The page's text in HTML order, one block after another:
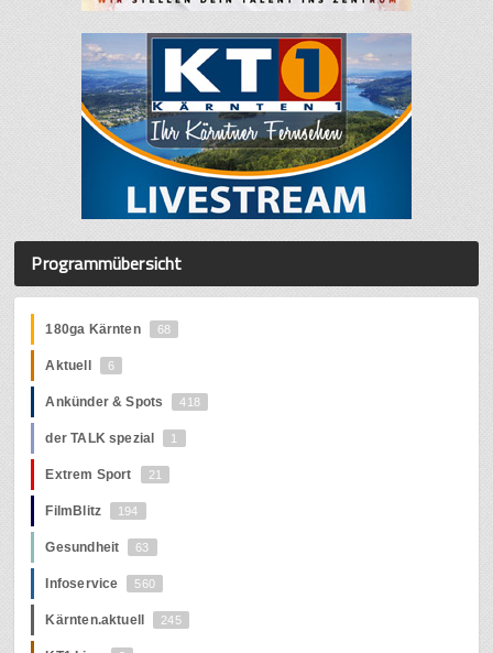
Programmübersicht
180ga Kärnten 68
Aktuell 6
Ankünder & Spots 418
der TALK spezial 1
Extrem Sport 21
FilmBlitz 194
Gesundheit 63
Infoservice 560
Kärnten.aktuell 245